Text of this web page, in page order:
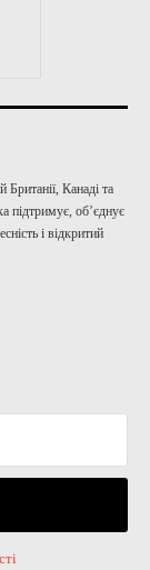
Канаді та
об’єднує
і відкритий